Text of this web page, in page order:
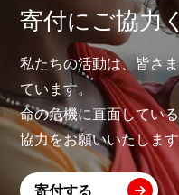
寄付にご協力
私たちの活動は、皆さ
ています。
命の危機に直面してい
協力をお願いいたしま
寄付する